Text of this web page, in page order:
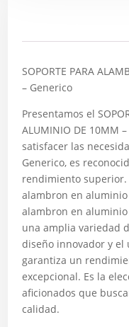
SOPORTE PARA
– Generico
Presentamos el
ALUMINIO DE 10MM
satisfacer las
Generico, es
rendimiento superior.
alambron en
alambron en
una amplia variedad
diseño innovador y el
garantiza un
excepcional. Es la
aficionados que
calidad.